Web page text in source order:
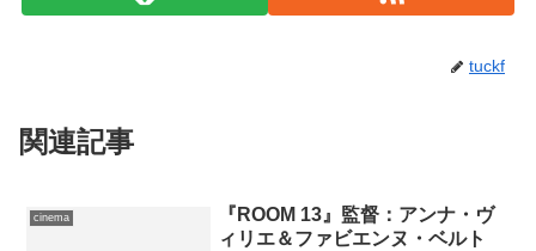
tuckf
関連記事
cinema
『ROOM 13』監督：アンナ・ヴ
ィリエ＆ファビエンヌ・ベルト